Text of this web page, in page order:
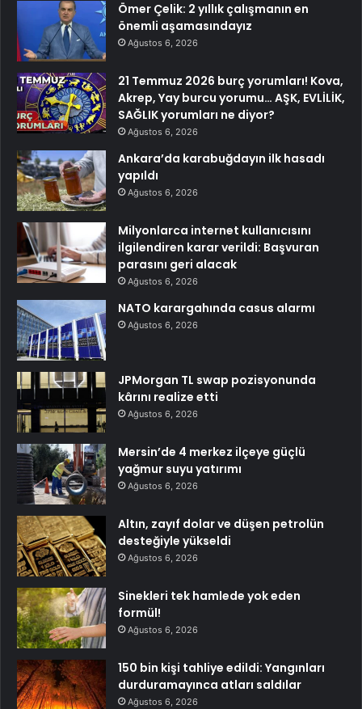
Ömer Çelik: 2 yıllık çalışmanın en
önemli aşamasındayız
Ağustos 6, 2026
21 Temmuz 2026 burç yorumları! Kova,
Akrep, Yay burcu yorumu… AŞK, EVLİLİK,
SAĞLIK yorumları ne diyor?
Ağustos 6, 2026
Ankara’da karabuğdayın ilk hasadı
yapıldı
Ağustos 6, 2026
Milyonlarca internet kullanıcısını
ilgilendiren karar verildi: Başvuran
parasını geri alacak
Ağustos 6, 2026
NATO karargahında casus alarmı
Ağustos 6, 2026
JPMorgan TL swap pozisyonunda
kârını realize etti
Ağustos 6, 2026
Mersin’de 4 merkez ilçeye güçlü
yağmur suyu yatırımı
Ağustos 6, 2026
Altın, zayıf dolar ve düşen petrolün
desteğiyle yükseldi
Ağustos 6, 2026
Sinekleri tek hamlede yok eden
formül!
Ağustos 6, 2026
150 bin kişi tahliye edildi: Yangınları
durduramayınca atları saldılar
Ağustos 6, 2026